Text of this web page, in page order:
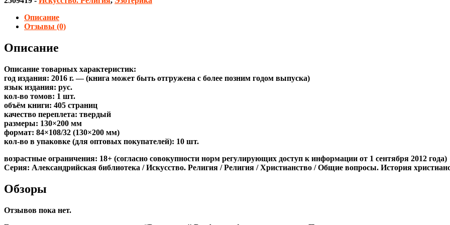
Описание
Отзывы (0)
Описание
Описание товарных характеристик:
год издания: 2016 г. — (книга может быть отгружена c более позним годом выпуска)
язык издания: рус.
кол-во томов: 1 шт.
объём книги: 405 страниц
качество переплета: твердый
размеры: 130×200 мм
формат: 84×108/32 (130×200 мм)
кол-во в упаковке (для оптовых покупателей): 10 шт.
возрастные ограничения: 18+ (согласно совокупности норм регулирующих доступ к информации от 1 сентября 2012 года)
Серия: Александрийская библиотека / Искусство. Религия / Религия / Христианство / Общие вопросы. История
Обзоры
Отзывов пока нет.